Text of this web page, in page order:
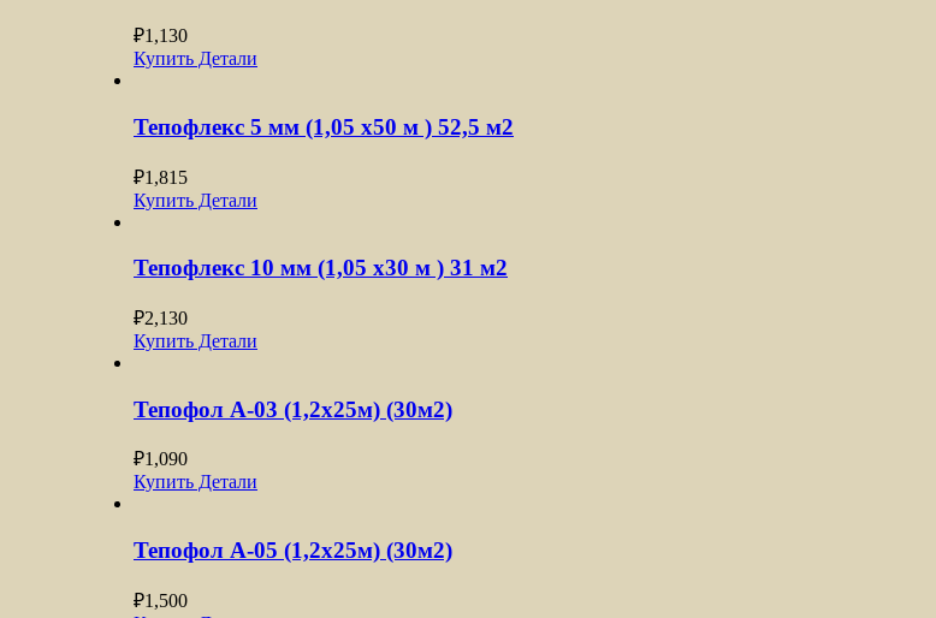
₽1,130
Купить Детали
Тепофлекс 5 мм (1,05 х50 м ) 52,5 м2
₽1,815
Купить Детали
Тепофлекс 10 мм (1,05 х30 м ) 31 м2
₽2,130
Купить Детали
Тепофол А-03 (1,2х25м) (30м2)
₽1,090
Купить Детали
Тепофол А-05 (1,2х25м) (30м2)
₽1,500